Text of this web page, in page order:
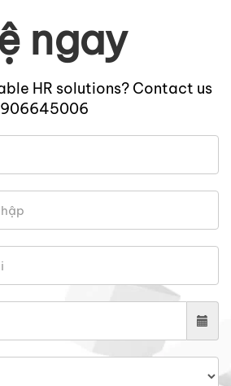
ngay
HR solutions? Contact us